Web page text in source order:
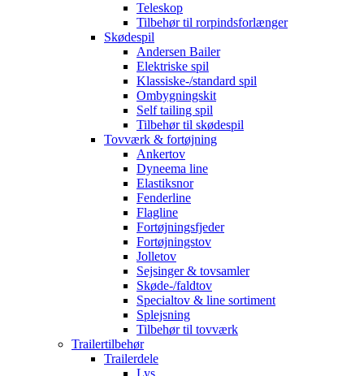
Teleskop
Tilbehør til rorpindsforlænger
Skødespil
Andersen Bailer
Elektriske spil
Klassiske-/standard spil
Ombygningskit
Self tailing spil
Tilbehør til skødespil
Tovværk & fortøjning
Ankertov
Dyneema line
Elastiksnor
Fenderline
Flagline
Fortøjningsfjeder
Fortøjningstov
Jolletov
Sejsinger & tovsamler
Skøde-/faldtov
Specialtov & line sortiment
Splejsning
Tilbehør til tovværk
Trailertilbehør
Trailerdele